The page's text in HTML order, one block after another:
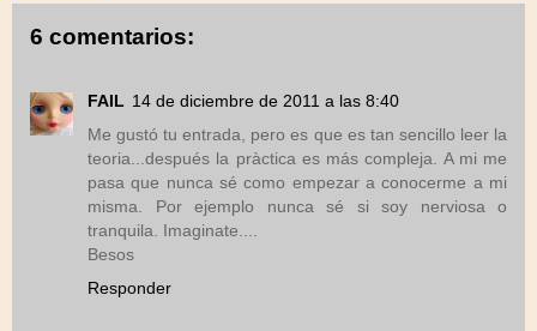
6 comentarios:
FAIL 14 de diciembre de 2011 a las 8:40
Me gustó tu entrada, pero es que es tan sencillo leer la
teoria...después la pràctica es más compleja. A mi me
pasa que nunca sé como empezar a conocerme a mi
misma. Por ejemplo nunca sé si soy nerviosa o
tranquila. Imaginate....
Besos
Responder